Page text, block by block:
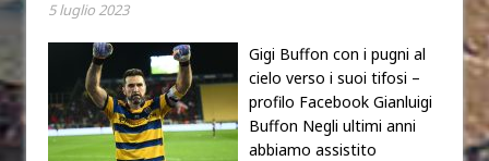
5 luglio 2023
Gigi Buffon con i pugni al
cielo verso i suoi tifosi –
profilo Facebook Gianluigi
Buffon Negli ultimi anni
abbiamo assistito